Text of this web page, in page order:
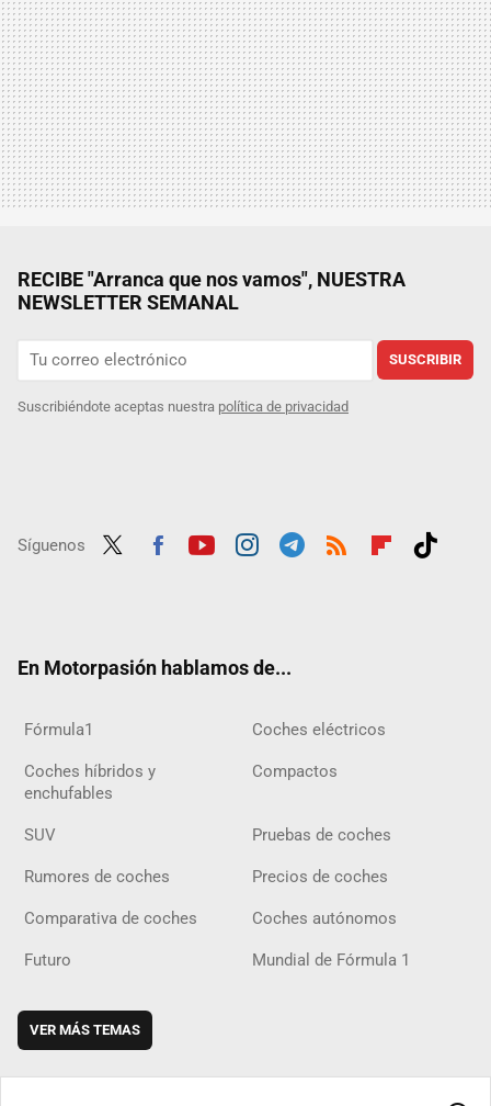
RECIBE "Arranca que nos vamos", NUESTRA
NEWSLETTER SEMANAL
SUSCRIBIR
Suscribiéndote aceptas nuestra política de privacidad
Síguenos
En Motorpasión hablamos de...
Fórmula1 Coches eléctricos
Coches híbridos y
enchufables
Compactos
SUV Pruebas de coches
Rumores de coches Precios de coches
Comparativa de coches Coches autónomos
Futuro Mundial de Fórmula 1
VER MÁS TEMAS